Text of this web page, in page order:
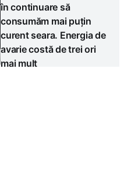
în continuare să
consumăm mai puțin
curent seara. Energia de
avarie costă de trei ori
mai mult